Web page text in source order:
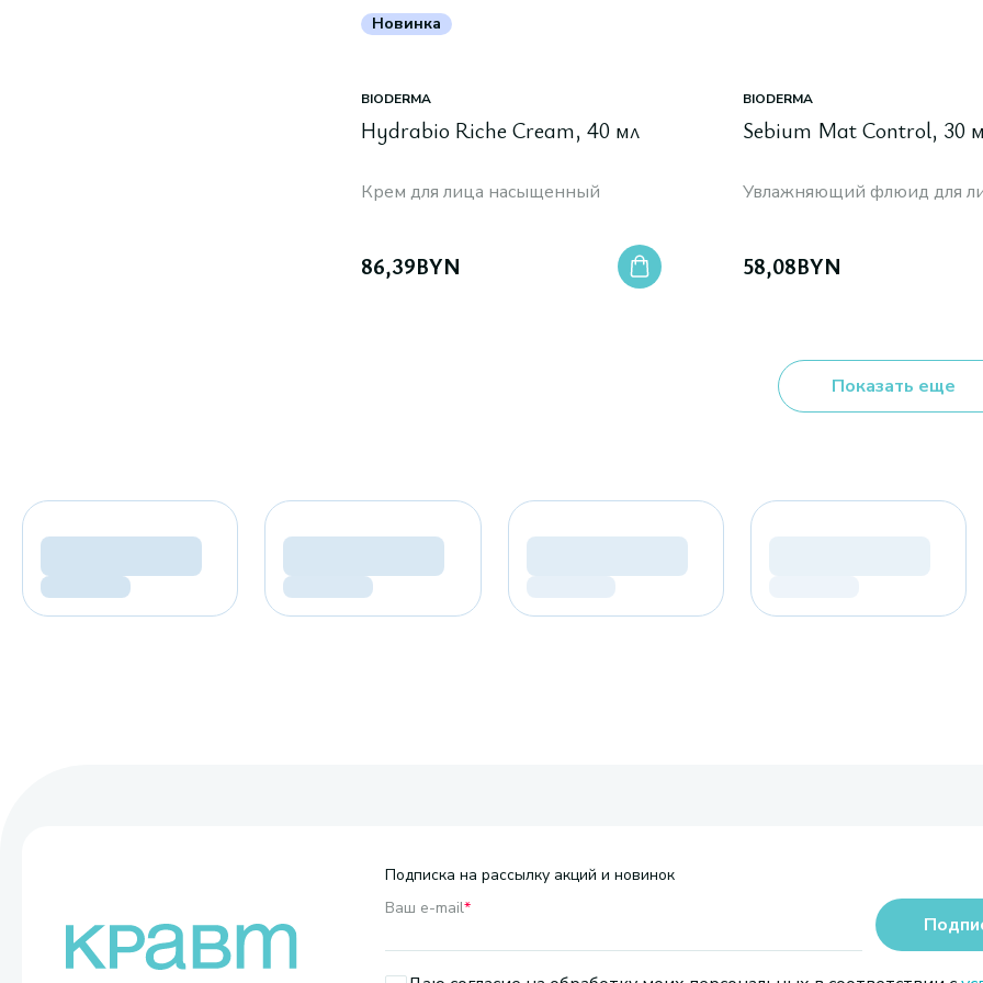
Новинка
BIODERMA
Hydrabio Riche Cream, 40 мл
Крем для лица насыщенный
86,39BYN
BIODERMA
Sebium Mat Control, 30
Увлажняющий флюид для
58,08BYN
Показать еще
Подписка на рассылку акций и новинок
Ваш e-mail*